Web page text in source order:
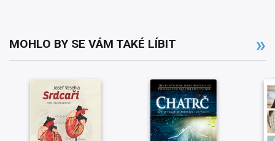
MOHLO BY SE VÁM TAKÉ LÍBIT